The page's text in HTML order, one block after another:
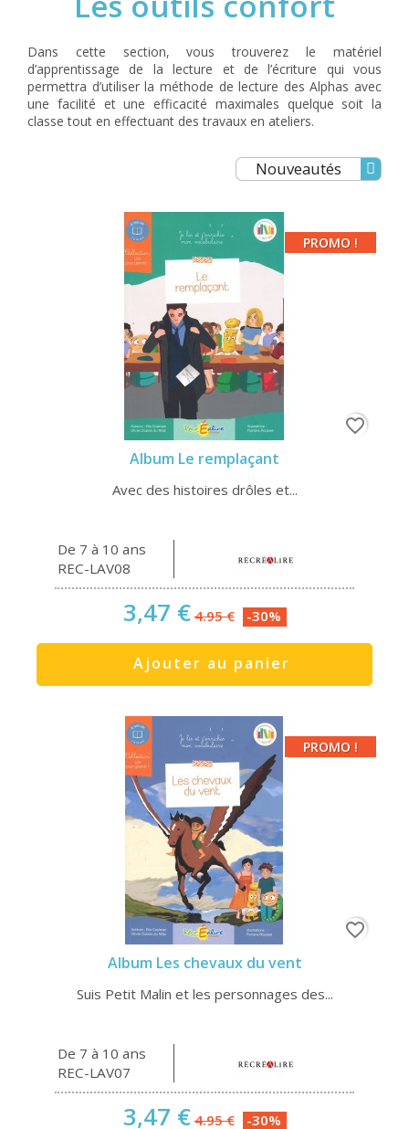
Dans cette section, vous trouverez le matériel
d’apprentissage de la lecture et de l’écriture qui vous
permettra d’utiliser la méthode de lecture des Alphas avec
une facilité et une efficacité maximales quelque soit la
classe tout en effectuant des travaux en ateliers.
Nouveautés
Album Le remplaçant
Avec des histoires drôles et...
De 7 à 10 ans
REC-LAV08
3,47 € 4.95 € -30%
Ajouter au panier
PROMO !
favorite_border
Album Les chevaux du vent
Suis Petit Malin et les personnages des...
De 7 à 10 ans
REC-LAV07
3,47 € 4.95 € -30%
PROMO !
favorite_border